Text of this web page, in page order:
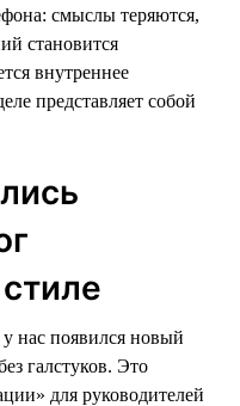
смыслы теряются,
становится
внутреннее
представляет собой
нас появился новый
галстуков. Это
для руководителей